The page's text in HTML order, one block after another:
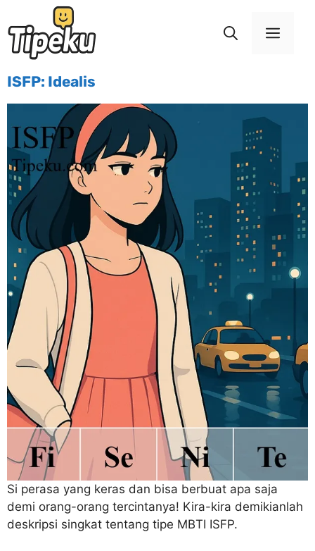
ISFP: Idealis
Si perasa yang keras dan bisa berbuat apa saja
demi orang-orang tercintanya! Kira-kira demikianlah
deskripsi singkat tentang tipe MBTI ISFP.